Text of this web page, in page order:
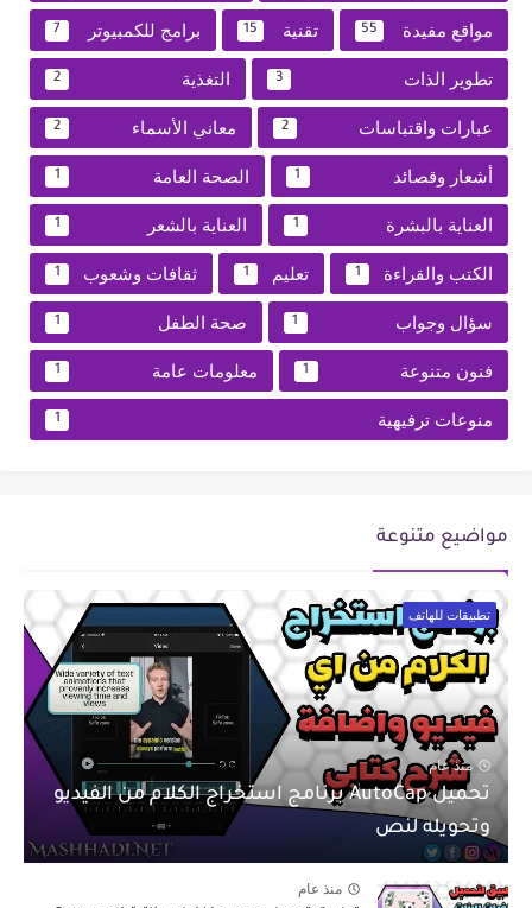
مواقع مفيدة 55 تقنية 15 برامج للكمبيوتر 7
تطوير الذات 3 التغذية 2
عبارات واقتباسات 2 معاني الأسماء 2
أشعار وقصائد 1 الصحة العامة 1
العناية بالبشرة 1 العناية بالشعر 1
الكتب والقراءة 1 تعليم 1 ثقافات وشعوب 1
سؤال وجواب 1 صحة الطفل 1
فنون متنوعة 1 معلومات عامة 1
منوعات ترفيهية 1
مواضيع متنوعة
تطبيقات للهاتف
منذ عام
تحميل AutoCap برنامج استخراج الكلام من الفيديو
وتحويله لنص
منذ عام